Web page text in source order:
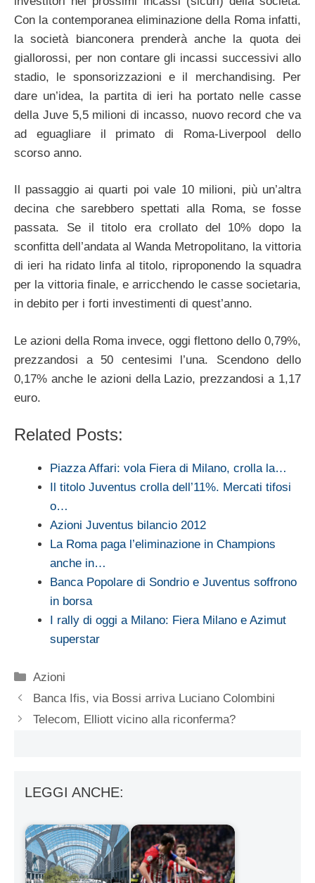
Con la contemporanea eliminazione della Roma infatti,
la società bianconera prenderà anche la quota dei
giallorossi, per non contare gli incassi successivi allo
stadio, le sponsorizzazioni e il merchandising. Per
dare un’idea, la partita di ieri ha portato nelle casse
della Juve 5,5 milioni di incasso, nuovo record che va
ad eguagliare il primato di Roma-Liverpool dello
scorso anno.
Il passaggio ai quarti poi vale 10 milioni, più un’altra
decina che sarebbero spettati alla Roma, se fosse
passata. Se il titolo era crollato del 10% dopo la
sconfitta dell’andata al Wanda Metropolitano, la vittoria
di ieri ha ridato linfa al titolo, riproponendo la squadra
per la vittoria finale, e arricchendo le casse societaria,
in debito per i forti investimenti di quest’anno.
Le azioni della Roma invece, oggi flettono dello 0,79%,
prezzandosi a 50 centesimi l’una. Scendono dello
0,17% anche le azioni della Lazio, prezzandosi a 1,17
euro.
Related Posts:
Piazza Affari: vola Fiera di Milano, crolla la…
Il titolo Juventus crolla dell’11%. Mercati tifosi
o…
Azioni Juventus bilancio 2012
La Roma paga l’eliminazione in Champions
anche in…
Banca Popolare di Sondrio e Juventus soffrono
in borsa
I rally di oggi a Milano: Fiera Milano e Azimut
superstar
Categorie
Azioni
Banca Ifis, via Bossi arriva Luciano Colombini
Telecom, Elliott vicino alla riconferma?
LEGGI ANCHE: